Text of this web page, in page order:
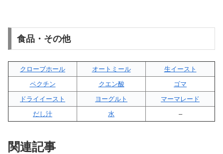
食品・その他
クローブホール オートミール
生イースト
ペクチン
クエン酸
ゴマ
ドライイースト
ヨーグルト
マーマレード
だし汁
水 –
関連記事